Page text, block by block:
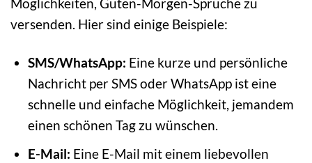
versenden. Hier sind einige Beispiele:
SMS/WhatsApp: Eine kurze und persönliche
Nachricht per SMS oder WhatsApp ist eine
schnelle und einfache Möglichkeit, jemandem
einen schönen Tag zu wünschen.
E-Mail: Eine E-Mail mit einem liebevollen